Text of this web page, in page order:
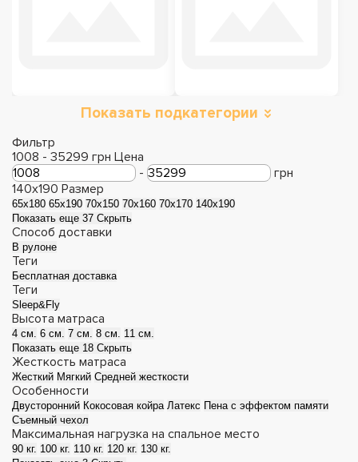
Двуспальные
Односпальные
Детские матрасы
Показать подкатегории
Фильтр
1008 - 35299 грн Цена
-
грн
140x190 Размер
65х180 65х190 70х150 70х160 70х170 140x190
Показать еще 37 Скрыть
Способ доставки
В рулоне
Теги
Бесплатная доставка
Теги
Sleep&Fly
Высота матраса
4 см. 6 см. 7 см. 8 см. 11 см.
Показать еще 18 Скрыть
Жесткость матраса
Жесткий Мягкий Средней жесткости
Особенности
Двусторонний Кокосовая койра Латекс Пена с эффектом памяти
Съемный чехол
Максимальная нагрузка на спальное место
90 кг. 100 кг. 110 кг. 120 кг. 130 кг.